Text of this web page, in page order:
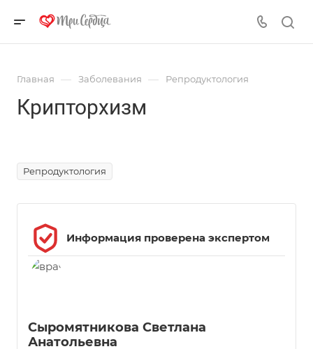
Главная — Заболевания — Репродуктология
Крипторхизм
Репродуктология
Информация проверена экспертом
Сыромятникова Светлана
Анатольевна